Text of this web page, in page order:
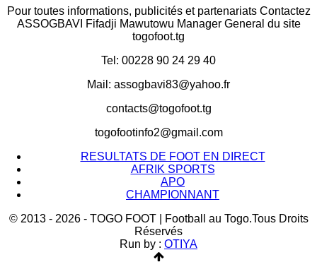
Pour toutes informations, publicités et partenariats Contactez
ASSOGBAVI Fifadji Mawutowu Manager General du site
togofoot.tg
Tel: 00228 90 24 29 40
Mail: assogbavi83@yahoo.fr
contacts@togofoot.tg
togofootinfo2@gmail.com
RESULTATS DE FOOT EN DIRECT
AFRIK SPORTS
APO
CHAMPIONNANT
© 2013 - 2026 - TOGO FOOT | Football au Togo.Tous Droits
Réservés
Run by : OTIYA